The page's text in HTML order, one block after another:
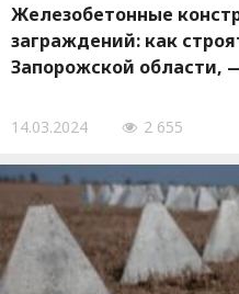
Железобетонные
заграждений: как
Запорожской
14.03.2024 2 655